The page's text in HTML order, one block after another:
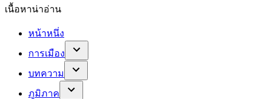
เนื้อหาน่าอ่าน
หน้าหนึ่ง
การเมือง
บทความ
ภูมิภาค